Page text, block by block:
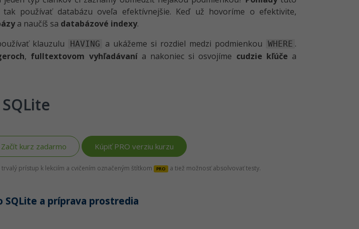
používať databázu oveľa efektívnejšie. Keď už hovoríme o efektivite,
a naučíš sa databázové indexy.
klauzulu
HAVING a ukážeme si rozdiel medzi podmienkou WHERE .
, fulltextovom vyhľadávanía nakoniec si osvojíme cudzie kľúče a
Začít kurz zadarmo Kúpiť PRO verziu kurzu
trvalý prístup k lekciím a cvičením označeným štítkom PRO a tiež možnosť absolvovať testy.
SQLite a príprava prostredia